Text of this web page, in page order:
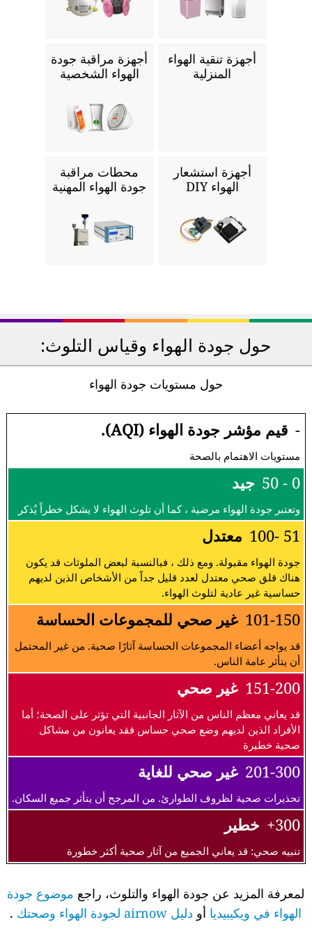
أجهزة تنقية الهواء
المنزلية
أجهزة مراقبة جودة
الهواء الشخصية
أجهزة استشعار
الهواء DIY
محطات مراقبة
جودة الهواء المهنية
حول جودة الهواء وقياس التلوث:
حول مستويات جودة الهواء
- قيم مؤشر جودة الهواء (AQI).
مستويات الاهتمام بالصحة
0 - 50 جيد
وتعتبر جودة الهواء مرضية ، كما أن تلوث الهواء لا يشكل خطراً يُذكر
51 -100 معتدل
جودة الهواء مقبولة. ومع ذلك ، فبالنسبة لبعض الملوثات قد يكون
هناك قلق صحي معتدل لعدد قليل جداً من الأشخاص الذين لديهم
حساسية غير عادية لتلوث الهواء.
101-150 غير صحي للمجموعات الحساسة
قد يواجه أعضاء المجموعات الحساسة آثارًا صحية. من غير المحتمل
أن يتأثر عامة الناس.
151-200 غير صحي
قد يعاني معظم الناس من الآثار الجانبية التي تؤثر على الصحة؛ أما
الأفراد الذين لديهم وضع صحي حساس فقد يعانون من مشاكل
صحية خطيرة
201-300 غير صحي للغاية
تحذيرات صحية لظروف الطوارئ. من المرجح أن يتأثر جميع السكان.
300+ خطير
تنبيه صحي: قد يعاني الجميع من آثار صحية أكثر خطورة
لمعرفة المزيد عن جودة الهواء والتلوث، راجع موضوع جودة
الهواء في ويكيبيدياأو دليل airnow لجودة الهواء وصحتك .